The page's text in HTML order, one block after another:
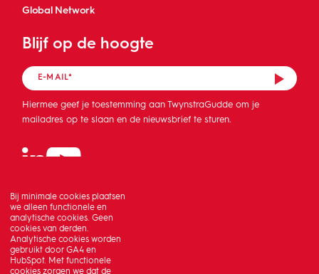
Bij minimale cookies plaatsen
we alleen functionele en
analytische cookies. Geen
cookies van derden.
Analytische cookies worden
gebruikt door GA4 en
HubSpot. Met functionele
cookies zorgen we dat de
Global Network
Blijf op de hoogte
Hiermee geef je toestemming aan TwynstraGudde om je
mailadres op te slaan en de nieuwsbrief te sturen.